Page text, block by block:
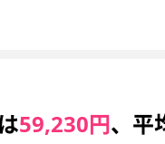
59,230円、 平